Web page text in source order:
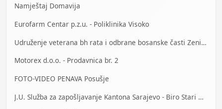
Namještaj Domavija
Eurofarm Centar p.z.u. - Poliklinika Visoko
Udruženje veterana bh rata i odbrane bosanske časti Zenica
Motorex d.o.o. - Prodavnica br. 2
FOTO-VIDEO PENAVA Posušje
J.U. Služba za zapošljavanje Kantona Sarajevo - Biro Stari Grad